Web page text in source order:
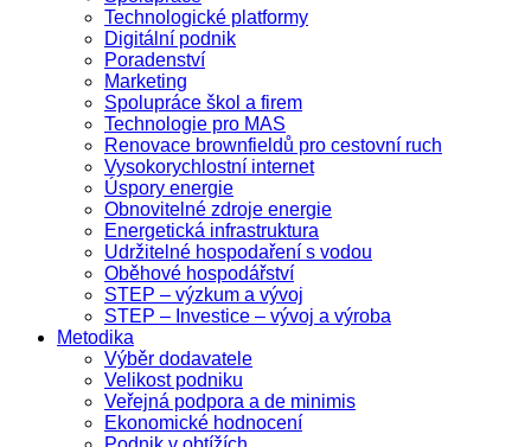
Technologické platformy
Digitální podnik
Poradenství
Marketing
Spolupráce škol a firem
Technologie pro MAS
Renovace brownfieldů pro cestovní ruch
Vysokorychlostní internet
Úspory energie
Obnovitelné zdroje energie
Energetická infrastruktura
Udržitelné hospodaření s vodou
Oběhové hospodářství
STEP – výzkum a vývoj
STEP – Investice – vývoj a výroba
Metodika
Výběr dodavatele
Velikost podniku
Veřejná podpora a de minimis
Ekonomické hodnocení